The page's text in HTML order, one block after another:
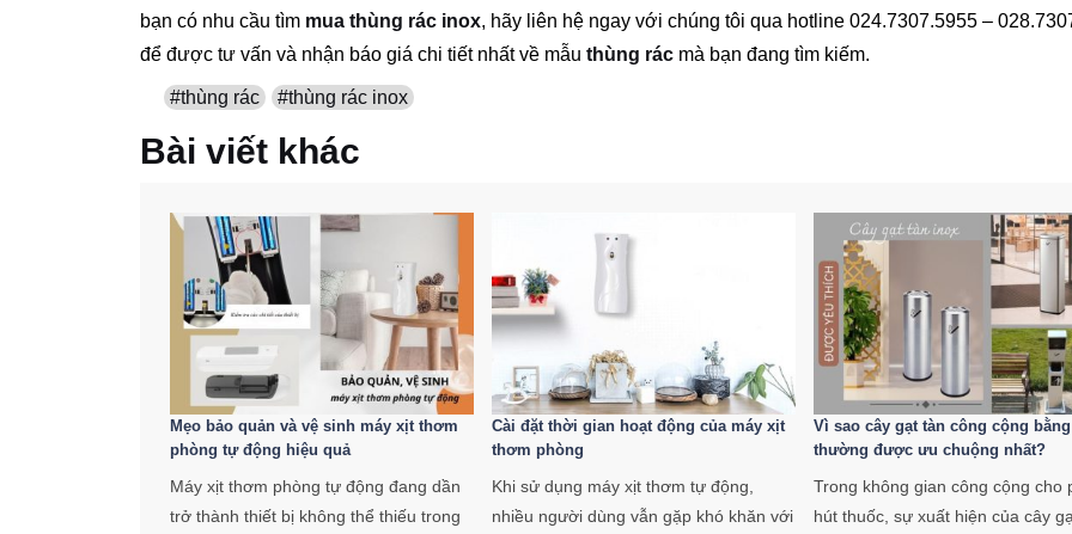
bạn có nhu cầu tìm mua thùng rác inox, hãy liên hệ ngay với chúng tôi qua hotline 024.7307.5955 –
để được tư vấn và nhận báo giá chi tiết nhất về mẫu thùng rác mà bạn đang tìm kiếm.
#thùng rác #thùng rác inox
Bài viết khác
Mẹo bảo quản và vệ sinh máy xịt thơm
phòng tự động hiệu quả
Máy xịt thơm phòng tự động đang dần
trở thành thiết bị không thể thiếu trong
Cài đặt thời gian hoạt động của máy xịt
thơm phòng
Khi sử dụng máy xịt thơm tự động,
nhiều người dùng vẫn gặp khó khăn với
Vì sao cây gạt tàn công cộng
thường được ưu chuộng nhất?
Trong không gian công cộng cho
hút thuốc, sự xuất hiện của cây